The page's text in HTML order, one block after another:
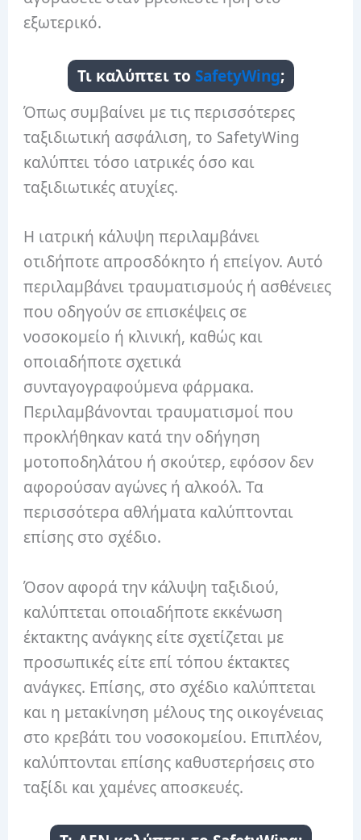
εξωτερικό.
Τι καλύπτει το SafetyWing;
Όπως συμβαίνει με τις περισσότερες
ταξιδιωτική ασφάλιση, το SafetyWing
καλύπτει τόσο ιατρικές όσο και
ταξιδιωτικές ατυχίες.
Η ιατρική κάλυψη περιλαμβάνει
οτιδήποτε απροσδόκητο ή επείγον. Αυτό
περιλαμβάνει τραυματισμούς ή ασθένειες
που οδηγούν σε επισκέψεις σε
νοσοκομείο ή κλινική, καθώς και
οποιαδήποτε σχετικά
συνταγογραφούμενα φάρμακα.
Περιλαμβάνονται τραυματισμοί που
προκλήθηκαν κατά την οδήγηση
μοτοποδηλάτου ή σκούτερ, εφόσον δεν
αφορούσαν αγώνες ή αλκοόλ. Τα
περισσότερα αθλήματα καλύπτονται
επίσης στο σχέδιο.
Όσον αφορά την κάλυψη ταξιδιού,
καλύπτεται οποιαδήποτε εκκένωση
έκτακτης ανάγκης είτε σχετίζεται με
προσωπικές είτε επί τόπου έκτακτες
ανάγκες. Επίσης, στο σχέδιο καλύπτεται
και η μετακίνηση μέλους της οικογένειας
στο κρεβάτι του νοσοκομείου. Επιπλέον,
καλύπτονται επίσης καθυστερήσεις στο
ταξίδι και χαμένες αποσκευές.